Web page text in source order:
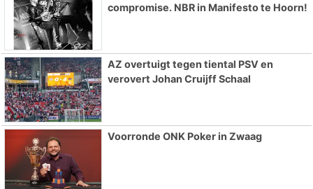
compromise. NBR in Manifesto te Hoorn!
AZ overtuigt tegen tiental PSV en
verovert Johan Cruijff Schaal
Voorronde ONK Poker in Zwaag